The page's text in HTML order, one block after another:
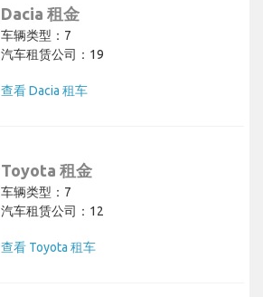
Dacia 租金
车辆类型：7
汽车租赁公司：19
查看 Dacia 租车
Toyota 租金
车辆类型：7
汽车租赁公司：12
查看 Toyota 租车